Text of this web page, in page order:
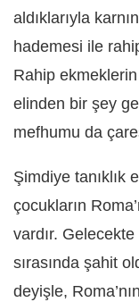
aldıklarıyla
hademesi ile
Rahip
elinden bir şey
mefhumu da
Şimdiye tanıklık
çocukların
vardır.
sırasında şahit
deyişle,